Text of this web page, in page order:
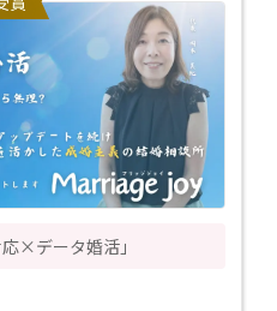
×データ婚活」